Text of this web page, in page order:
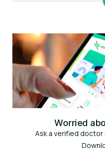
Worried
Ask a verified